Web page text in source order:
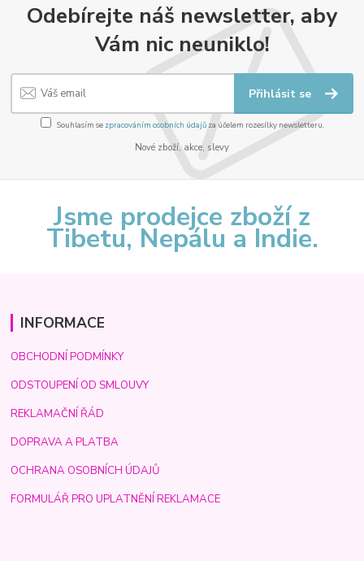
Odebírejte náš newsletter, aby
Vám nic neuniklo!
Přihlásit se
Souhlasím se zpracováním osobních údajůza účelem rozesílky newsletteru.
Nové zboží, akce, slevy
Jsme prodejce zboží z
Tibetu, Nepálu a Indie.
INFORMACE
OBCHODNÍ PODMÍNKY
ODSTOUPENÍ OD SMLOUVY
REKLAMAČNÍ ŘÁD
DOPRAVA A PLATBA
OCHRANA OSOBNÍCH ÚDAJŮ
FORMULÁŘ PRO UPLATNĚNÍ REKLAMACE